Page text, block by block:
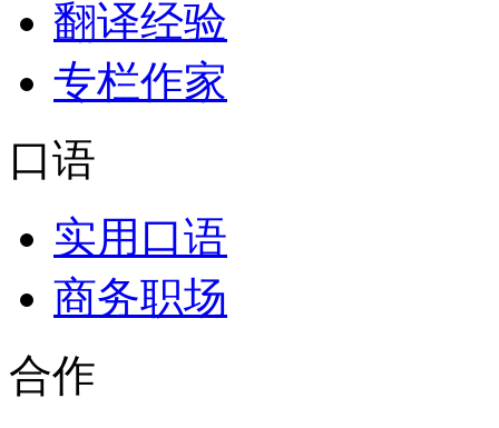
翻译经验
专栏作家
口语
实用口语
商务职场
合作